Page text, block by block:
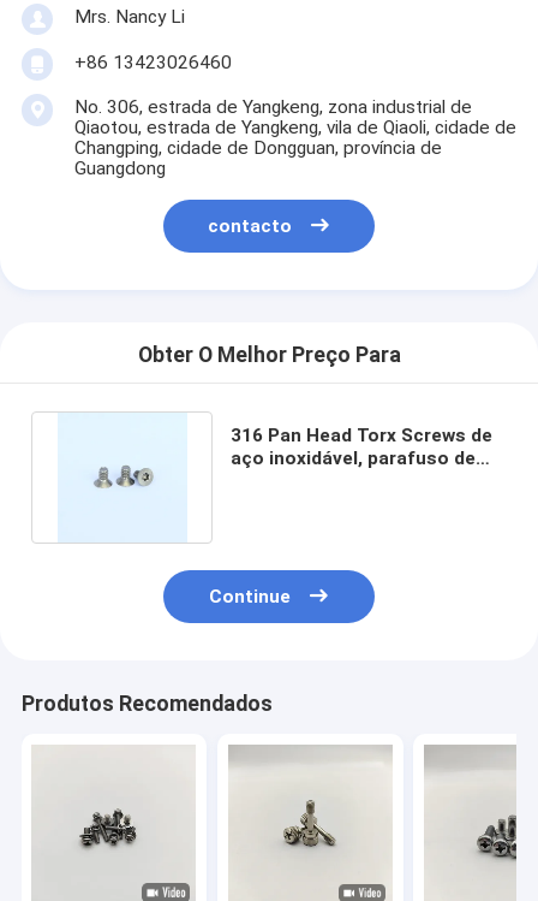
Mrs. Nancy Li
+86 13423026460
No. 306, estrada de Yangkeng, zona industrial de
Qiaotou, estrada de Yangkeng, vila de Qiaoli, cidade de
Changping, cidade de Dongguan, província de
Guangdong
contacto
Obter O Melhor Preço Para
316 Pan Head Torx Screws de
aço inoxidável, parafuso de
Continue
Produtos Recomendados